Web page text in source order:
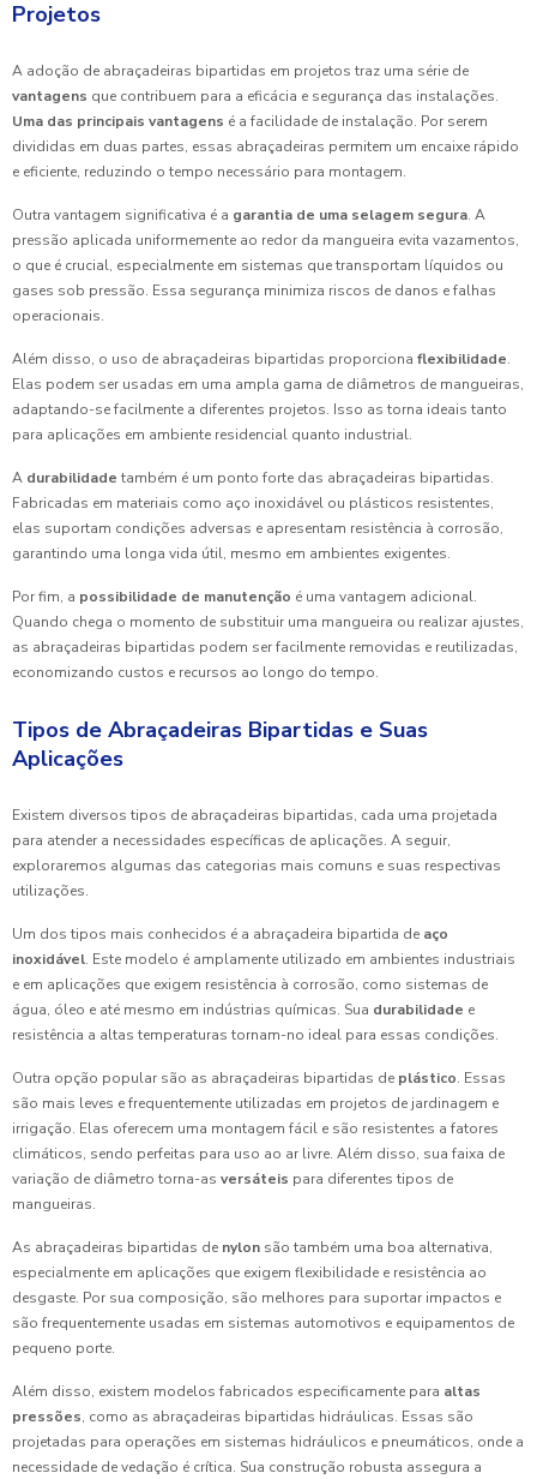
Projetos
A adoção de abraçadeiras bipartidas em projetos traz uma série de
vantagens que contribuem para a eficácia e segurança das instalações.
Uma das principais vantagens é a facilidade de instalação. Por serem
divididas em duas partes, essas abraçadeiras permitem um encaixe rápido
e eficiente, reduzindo o tempo necessário para montagem.
Outra vantagem significativa é a garantia de uma selagem segura. A
pressão aplicada uniformemente ao redor da mangueira evita vazamentos,
o que é crucial, especialmente em sistemas que transportam líquidos ou
gases sob pressão. Essa segurança minimiza riscos de danos e falhas
operacionais.
Além disso, o uso de abraçadeiras bipartidas proporciona flexibilidade.
Elas podem ser usadas em uma ampla gama de diâmetros de mangueiras,
adaptando-se facilmente a diferentes projetos. Isso as torna ideais tanto
para aplicações em ambiente residencial quanto industrial.
A durabilidade também é um ponto forte das abraçadeiras bipartidas.
Fabricadas em materiais como aço inoxidável ou plásticos resistentes,
elas suportam condições adversas e apresentam resistência à corrosão,
garantindo uma longa vida útil, mesmo em ambientes exigentes.
Por fim, a possibilidade de manutenção é uma vantagem adicional.
Quando chega o momento de substituir uma mangueira ou realizar ajustes,
as abraçadeiras bipartidas podem ser facilmente removidas e reutilizadas,
economizando custos e recursos ao longo do tempo.
Tipos de Abraçadeiras Bipartidas e Suas
Aplicações
Existem diversos tipos de abraçadeiras bipartidas, cada uma projetada
para atender a necessidades específicas de aplicações. A seguir,
exploraremos algumas das categorias mais comuns e suas respectivas
utilizações.
Um dos tipos mais conhecidos é a abraçadeira bipartida de aço
inoxidável. Este modelo é amplamente utilizado em ambientes industriais
e em aplicações que exigem resistência à corrosão, como sistemas de
água, óleo e até mesmo em indústrias químicas. Sua durabilidade e
resistência a altas temperaturas tornam-no ideal para essas condições.
Outra opção popular são as abraçadeiras bipartidas de plástico. Essas
são mais leves e frequentemente utilizadas em projetos de jardinagem e
irrigação. Elas oferecem uma montagem fácil e são resistentes a fatores
climáticos, sendo perfeitas para uso ao ar livre. Além disso, sua faixa de
variação de diâmetro torna-as versáteis para diferentes tipos de
mangueiras.
As abraçadeiras bipartidas de nylon são também uma boa alternativa,
especialmente em aplicações que exigem flexibilidade e resistência ao
desgaste. Por sua composição, são melhores para suportar impactos e
são frequentemente usadas em sistemas automotivos e equipamentos de
pequeno porte.
Além disso, existem modelos fabricados especificamente para altas
pressões, como as abraçadeiras bipartidas hidráulicas. Essas são
projetadas para operações em sistemas hidráulicos e pneumáticos, onde a
necessidade de vedação é crítica. Sua construção robusta assegura a